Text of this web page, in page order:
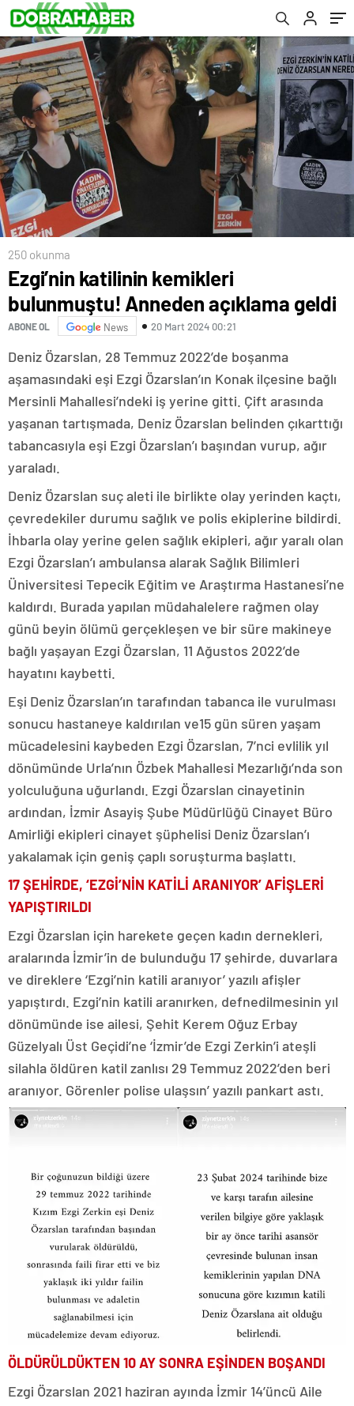
250 okunma
Ezgi’nin katilinin kemikleri
bulunmuştu! Anneden açıklama geldi
ABONE OL News 20 Mart 2024 00:21
Deniz Özarslan, 28 Temmuz 2022’de boşanma
aşamasındaki eşi Ezgi Özarslan’ın Konak ilçesine bağlı
Mersinli Mahallesi’ndeki iş yerine gitti. Çift arasında
yaşanan tartışmada, Deniz Özarslan belinden çıkarttığı
tabancasıyla eşi Ezgi Özarslan’ı başından vurup, ağır
yaraladı.
Deniz Özarslan suç aleti ile birlikte olay yerinden kaçtı,
çevredekiler durumu sağlık ve polis ekiplerine bildirdi.
İhbarla olay yerine gelen sağlık ekipleri, ağır yaralı olan
Ezgi Özarslan’ı ambulansa alarak Sağlık Bilimleri
Üniversitesi Tepecik Eğitim ve Araştırma Hastanesi’ne
kaldırdı. Burada yapılan müdahalelere rağmen olay
günü beyin ölümü gerçekleşen ve bir süre makineye
bağlı yaşayan Ezgi Özarslan, 11 Ağustos 2022’de
hayatını kaybetti.
Eşi Deniz Özarslan’ın tarafından tabanca ile vurulması
sonucu hastaneye kaldırılan ve15 gün süren yaşam
mücadelesini kaybeden Ezgi Özarslan, 7’nci evlilik yıl
dönümünde Urla’nın Özbek Mahallesi Mezarlığı’nda son
yolculuğuna uğurlandı. Ezgi Özarslan cinayetinin
ardından, İzmir Asayiş Şube Müdürlüğü Cinayet Büro
Amirliği ekipleri cinayet şüphelisi Deniz Özarslan’ı
yakalamak için geniş çaplı soruşturma başlattı.
17 ŞEHİRDE, ‘EZGİ’NİN KATİLİ ARANIYOR’ AFİŞLERİ
YAPIŞTIRILDI
Ezgi Özarslan için harekete geçen kadın dernekleri,
aralarında İzmir’in de bulunduğu 17 şehirde, duvarlara
ve direklere ‘Ezgi’nin katili aranıyor’ yazılı afişler
yapıştırdı. Ezgi’nin katili aranırken, defnedilmesinin yıl
dönümünde ise ailesi, Şehit Kerem Oğuz Erbay
Güzelyalı Üst Geçidi’ne ‘İzmir’de Ezgi Zerkin’i ateşli
silahla öldüren katil zanlısı 29 Temmuz 2022’den beri
aranıyor. Görenler polise ulaşsın’ yazılı pankart astı.
ÖLDÜRÜLDÜKTEN 10 AY SONRA EŞİNDEN BOŞANDI
Ezgi Özarslan 2021 haziran ayında İzmir 14’üncü Aile
sayı arttı’